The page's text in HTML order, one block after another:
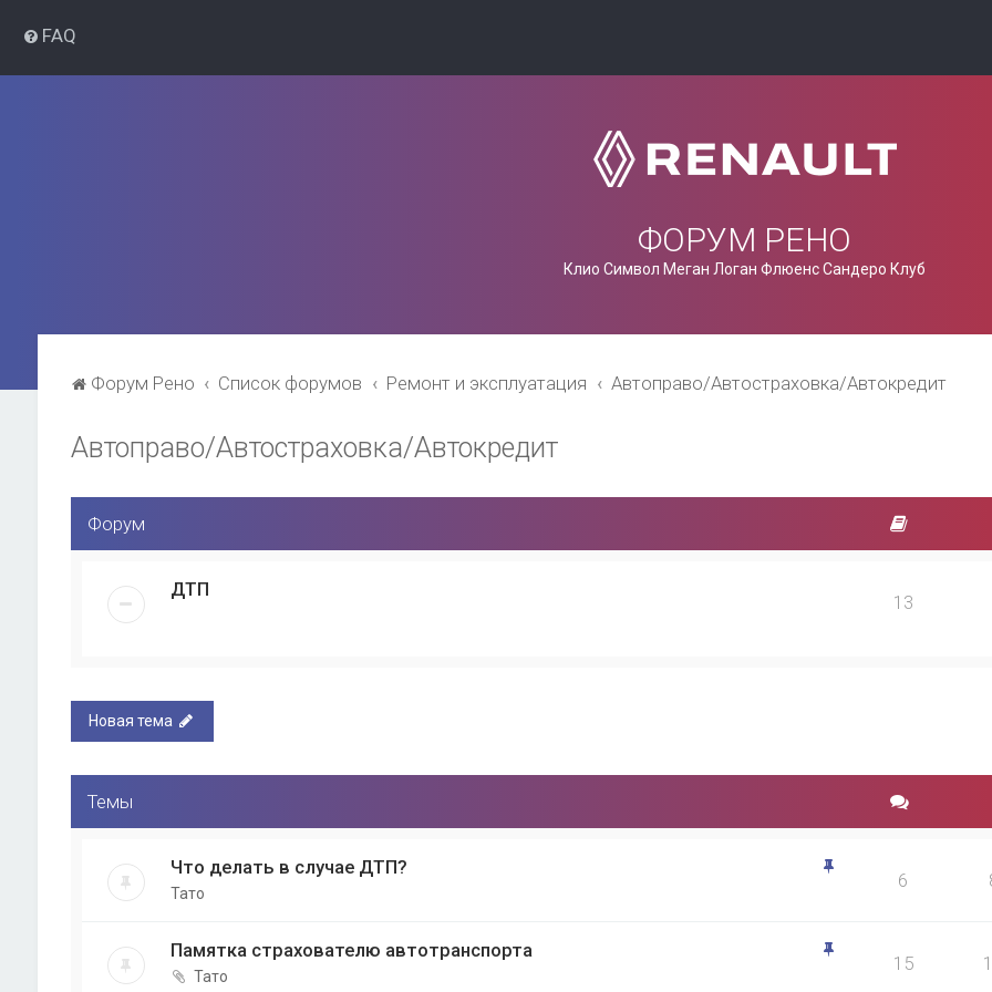
FAQ
ФОРУМ РЕНО
Клио Символ Меган Логан Флюенс Сандеро Клуб
Форум Рено Список форумов Ремонт и эксплуатация Автоправо/Автостраховка/Автокредит
Автоправо/Автостраховка/Автокредит
Форум
ДТП
13
Новая тема
Темы
Что делать в случае ДТП?
Тато
6
Памятка страхователю автотранспорта
Тато
15